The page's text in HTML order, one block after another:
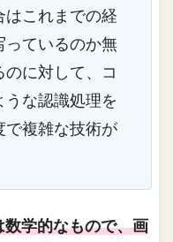
はこれまでの経
っているのか無
に対して、コ
うな認識処理を
で複雑な技術が
学的なもので、画